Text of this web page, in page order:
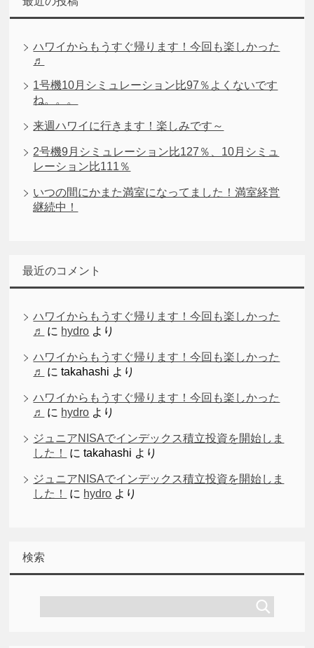
ハワイからもうすぐ帰ります！今回も楽しかった
♬
1号機10月シミュレーション比97％よくないです
ね。。。
来週ハワイに行きます！楽しみです～
2号機9月シミュレーション比127％、10月シミュ
レーション比111％
いつの間にかまた満室になってました！満室経営
継続中！
最近のコメント
ハワイからもうすぐ帰ります！今回も楽しかった
♬
に hydro より
ハワイからもうすぐ帰ります！今回も楽しかった
♬
にtakahashi より
ハワイからもうすぐ帰ります！今回も楽しかった
♬
に hydro より
ジュニアNISAでインデックス積立投資を開始しま
した！
にtakahashi より
ジュニアNISAでインデックス積立投資を開始しま
した！
に hydro より
検索